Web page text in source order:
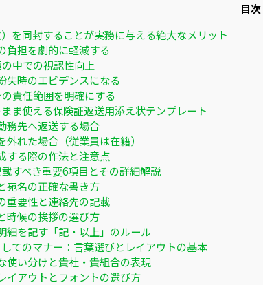
目次
を同封することが実務に与える絶大なメリット
負担を劇的に軽減する
中での視認性向上
失時のエビデンスになる
責任範囲を明確にする
まま使える保険証返送用添え状テンプレート
務先へ返送する場合
外れた場合（従業員は在籍）
する際の作法と注意点
すべき重要6項目とその詳細解説
宛名の正確な書き方
重要性と連絡先の記載
時候の挨拶の選び方
細を記す「記・以上」のルール
てのマナー：言葉選びとレイアウトの基本
使い分けと貴社・貴組合の表現
イアウトとフォントの選び方